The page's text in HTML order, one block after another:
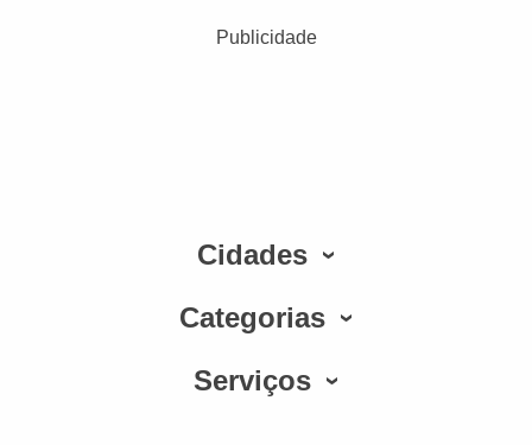
Publicidade
Cidades
Categorias
Serviços